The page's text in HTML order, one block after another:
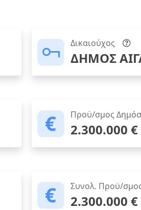
Δικαιούχος
ΔΗΜΟΣ
Προϋ/σμος
2.300.000 €
Συνολ. Προϋ/
2.300.000 €